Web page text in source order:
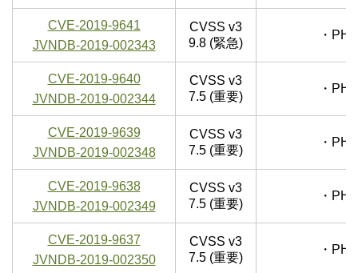
CVE-2019-9641
JVNDB-2019-002343
CVSS v3
9.8 (緊急)
・
CVE-2019-9640
JVNDB-2019-002344
CVSS v3
7.5 (重要)
・
CVE-2019-9639
JVNDB-2019-002348
CVSS v3
7.5 (重要)
・
CVE-2019-9638
JVNDB-2019-002349
CVSS v3
7.5 (重要)
・
CVE-2019-9637
JVNDB-2019-002350
CVSS v3
7.5 (重要)
・